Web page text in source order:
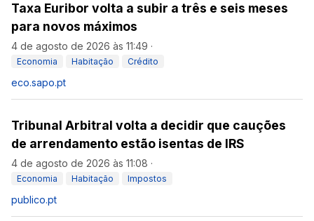
Taxa Euribor volta a subir a três e seis meses
para novos máximos
4 de agosto de 2026 às 11:49 ·
Economia Habitação Crédito
eco.sapo.pt
Tribunal Arbitral volta a decidir que cauções
de arrendamento estão isentas de IRS
4 de agosto de 2026 às 11:08 ·
Economia Habitação Impostos
publico.pt